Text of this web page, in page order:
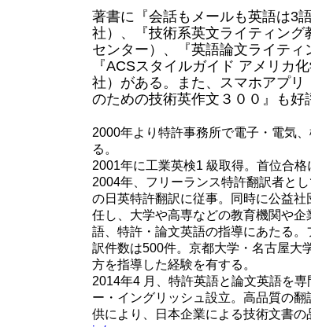
著書に『会話もメールも英語は3
社）、『技術系英文ライティング
センター）、『英語論文ライテ
『ACSスタイルガイド アメリカ
社）がある。また、スマホアプ
のための技術英作文３００』も好
2000年より特許事務所で電子・電気
る。
2001年に工業英検1 級取得。首位合格
2004年、フリーランス特許翻訳者と
の日英特許翻訳に従事。同時に公益
任し、大学や高専などの教育機関や
語、特許・論文英語の指導にあたる
訳件数は500件。京都大学・名古屋大
方を指導した経験を有する。
2014年4 月、特許英語と論文英語を
ー・イングリッシュ設立。高品質の
供により、日本企業による技術文書の